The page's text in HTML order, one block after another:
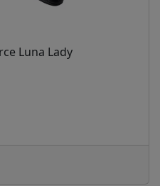
Luna Lady